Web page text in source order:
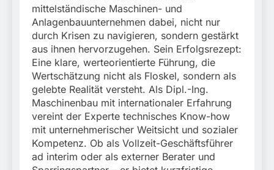
mittelständische Maschinen- und
Anlagenbauunternehmen dabei, nicht nur
durch Krisen zu navigieren, sondern gestärkt
aus ihnen hervorzugehen. Sein Erfolgsrezept:
Eine klare, werteorientierte Führung, die
Wertschätzung nicht als Floskel, sondern als
gelebte Realität versteht. Als Dipl.-Ing.
Maschinenbau mit internationaler Erfahrung
vereint der Experte technisches Know-how
mit unternehmerischer Weitsicht und sozialer
Kompetenz. Ob als Vollzeit-Geschäftsführer
ad interim oder als externer Berater und